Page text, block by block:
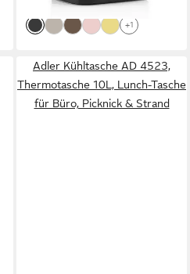
lieferbar - in 4-5 Werktagen bei dir
+1
Adler Kühltasche AD 4523,
Thermotasche 10L, Lunch-Tasche
für Büro, Picknick & Strand